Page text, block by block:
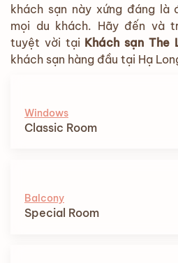
khách sạn này xứng đáng là
mọi du khách. Hãy đến và
tuyệt vời tại Khách sạn The
khách sạn hàng đầu tại Hạ
Windows
Classic Room
Balcony
Special Room